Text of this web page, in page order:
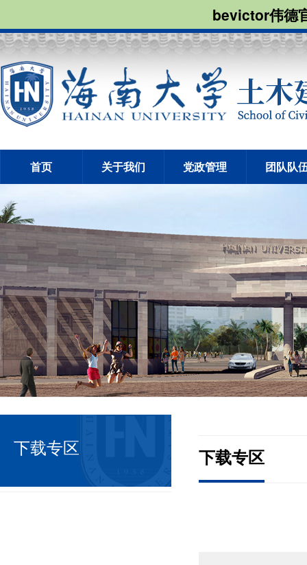
bevictor伟德
首页 关于我们 党政管理 团队队
下载专区
下载专区